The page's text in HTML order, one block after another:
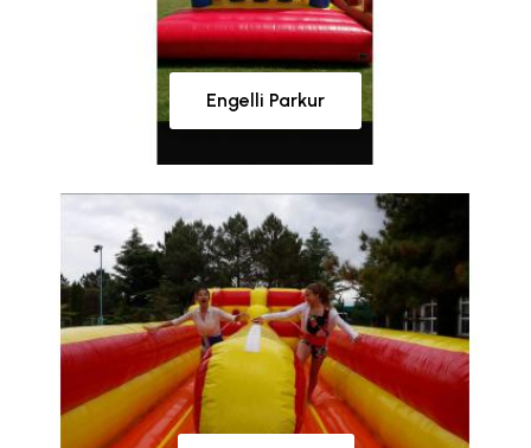
Engelli Parkur